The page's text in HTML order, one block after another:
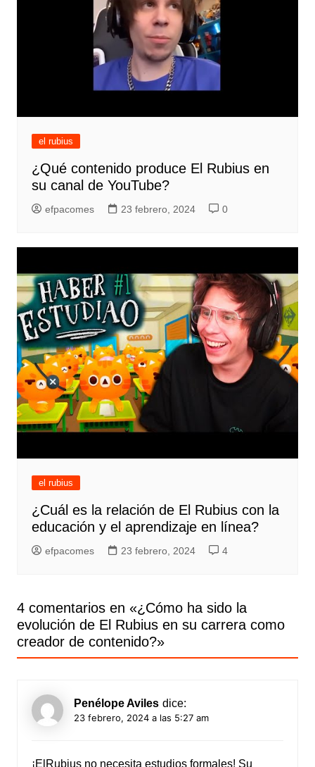
el rubius
¿Qué contenido produce El Rubius en
su canal de YouTube?
efpacomes 23 febrero, 2024 0
el rubius
¿Cuál es la relación de El Rubius con la
educación y el aprendizaje en línea?
efpacomes 23 febrero, 2024 4
4 comentarios en «¿Cómo ha sido la
evolución de El Rubius en su carrera como
creador de contenido?»
Penélope Aviles dice:
23 febrero, 2024 a las 5:27 am
¡ElRubius no necesita estudios formales! Su